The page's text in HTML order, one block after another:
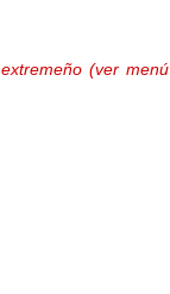
(ver menú